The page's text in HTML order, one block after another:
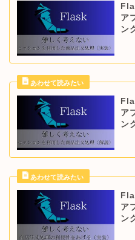
ア
ン
ア
ン
ア
ン